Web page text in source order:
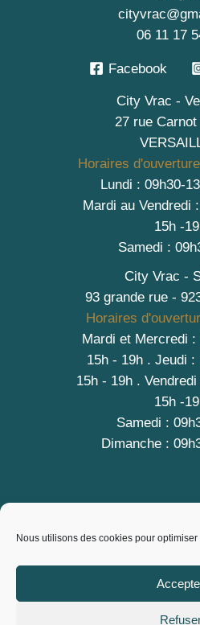
Nous utilisons des cookies pour
06 11 17
Facebook
City Vrac -
27 rue Carnot
Horaires
Lundi : 09h30-
Mardi au Vendredi
15h -
Samedi :
City Vrac -
93 grande rue -
Horaires
Mardi et Mercredi :
15h - 19h . Jeudi :
15h - 19h .
15h -
Samedi :
Dimanche :
A
Mentions
Conditions
Politique de